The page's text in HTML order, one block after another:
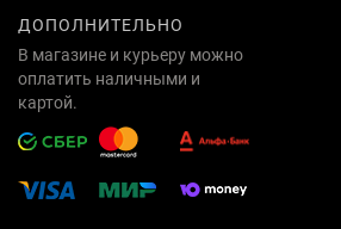
ДОПОЛНИТЕЛЬНО
В магазине и курьеру можно
оплатить наличными и
картой.